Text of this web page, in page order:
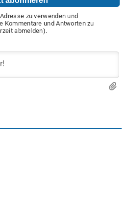
zu verwenden und
Kommentare und Antworten zu
abmelden).